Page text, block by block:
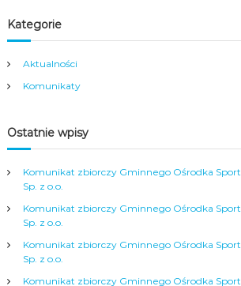
Kategorie
Aktualności
Komunikaty
Ostatnie wpisy
Komunikat zbiorczy Gminnego Ośrodka
Sp. z o.o.
Komunikat zbiorczy Gminnego Ośrodka
Sp. z o.o.
Komunikat zbiorczy Gminnego Ośrodka
Sp. z o.o.
Komunikat zbiorczy Gminnego Ośrodka